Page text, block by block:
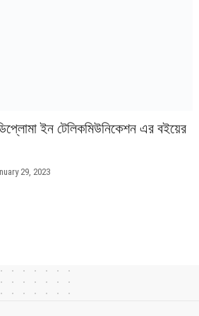
ইন টেলিকমিউনিকেশন এর বইয়ের
29, 2023